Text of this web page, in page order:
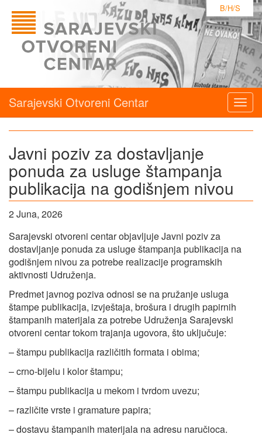
B/H/S
Sarajevski Otvoreni Centar
Javni poziv za dostavljanje
ponuda za usluge štampanja
publikacija na godišnjem nivou
2 Juna, 2026
Sarajevski otvoreni centar objavljuje Javni poziv za
dostavljanje ponuda za usluge štampanja publikacija na
godišnjem nivou za potrebe realizacije programskih
aktivnosti Udruženja.
Predmet javnog poziva odnosi se na pružanje usluga
štampe publikacija, izvještaja, brošura i drugih papirnih
štampanih materijala za potrebe Udruženja Sarajevski
otvoreni centar tokom trajanja ugovora, što uključuje:
– štampu publikacija različitih formata i obima;
– crno-bijelu i kolor štampu;
– štampu publikacija u mekom i tvrdom uvezu;
– različite vrste i gramature papira;
– dostavu štampanih materijala na adresu naručioca.